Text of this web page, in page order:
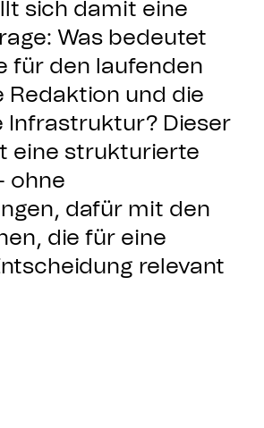
sich damit eine
Was bedeutet
für den laufenden
Redaktion und die
Infrastruktur? Dieser
eine strukturierte
ohne
dafür mit den
die für eine
relevant